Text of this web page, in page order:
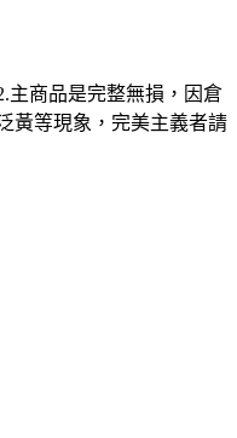
主商品是完整無損，因倉
黃等現象，完美主義者請